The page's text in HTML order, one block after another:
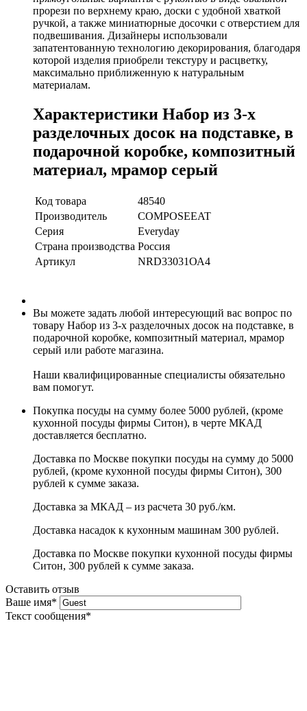
прорези по верхнему краю, доски с удобной хваткой
ручкой, а также миниатюрные досочки с отверстием для
подвешивания. Дизайнеры использовали
запатентованную технологию декорирования, благодаря
которой изделия приобрели текстуру и расцветку,
максимально приближенную к натуральным
материалам.
Характеристики Набор из 3-х
разделочных досок на подставке, в
подарочной коробке, композитный
материал, мрамор серый
Код товара
48540
Производитель
COMPOSEEAT
Серия
Everyday
Страна производства Россия
Артикул
NRD33031ОА4
Вы можете задать любой интересующий вас вопрос по
товару Набор из 3-х разделочных досок на подставке, в
подарочной коробке, композитный материал, мрамор
серый или работе магазина.
Наши квалифицированные специалисты обязательно
вам помогут.
Покупка посуды на сумму более 5000 рублей, (кроме
кухонной посуды фирмы Ситон), в черте МКАД
доставляется бесплатно.
Доставка по Москве покупки посуды на сумму до 5000
рублей, (кроме кухонной посуды фирмы Ситон), 300
рублей к сумме заказа.
Доставка за МКАД – из расчета 30 руб./км.
Доставка насадок к кухонным машинам 300 рублей.
Доставка по Москве покупки кухонной посуды фирмы
Ситон, 300 рублей к сумме заказа.
Оставить отзыв
Ваше имя*
Текст сообщения*